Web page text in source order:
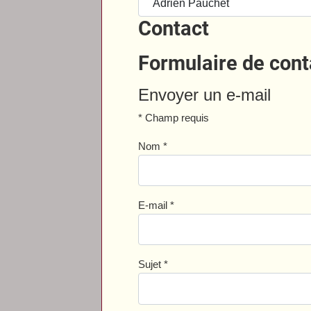
Contact
Formulaire de
Envoyer un e-mail
* Champ requis
Nom *
E-mail *
Sujet *